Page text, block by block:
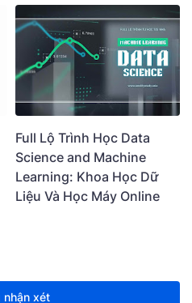
Full Lộ Trình Học Data
Science and Machine
Learning: Khoa Học Dữ
Liệu Và Học Máy Online
nhận xét